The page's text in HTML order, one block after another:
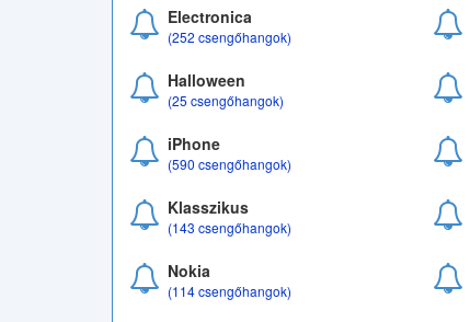
Electronica
(252 csengőhangok)
Halloween
(25 csengőhangok)
iPhone
(590 csengőhangok)
Klasszikus
(143 csengőhangok)
Nokia
(114 csengőhangok)